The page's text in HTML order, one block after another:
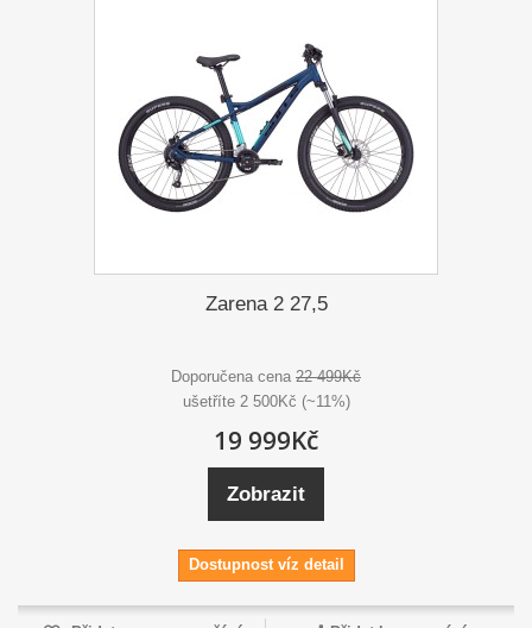
Zarena 2 27,5
Doporučena cena 22 499Kč
ušetříte 2 500Kč (~11%)
19 999Kč
Zobrazit
Dostupnost víz detail